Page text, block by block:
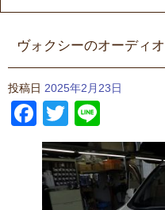
ヴォクシーのオーディ
投稿日 2025年2月23日
Facebook
Twitter